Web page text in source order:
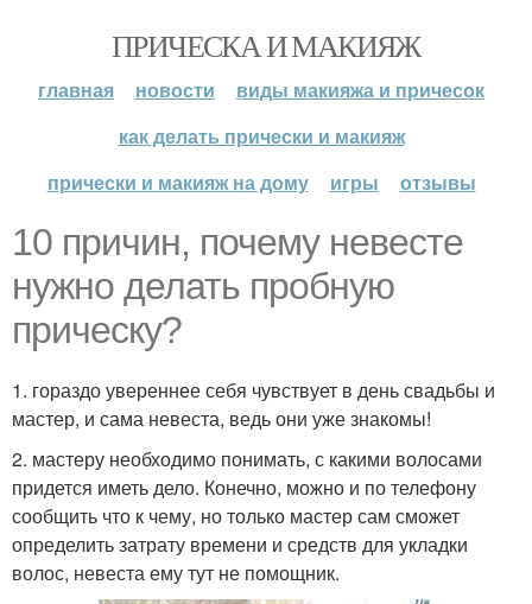
ПРИЧЕСКА И МАКИЯЖ
главная новости
виды макияжа и причесок
как делать прически и макияж
прически и макияж на дому
игры отзывы
10 причин, почему невесте
нужно делать пробную
прическу?
1. гораздо увереннее себя чувствует в день свадьбы и
мастер, и сама невеста, ведь они уже знакомы!
2. мастеру необходимо понимать, с какими волосами
придется иметь дело. Конечно, можно и по телефону
сообщить что к чему, но только мастер сам сможет
определить затрату времени и средств для укладки
волос, невеста ему тут не помощник.